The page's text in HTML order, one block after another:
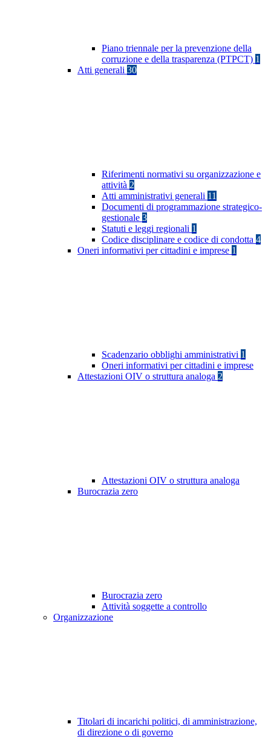
Piano triennale per la prevenzione della
corruzione e della trasparenza (PTPCT) 1
Atti generali 30
Riferimenti normativi su organizzazione e
attività 2
Atti amministrativi generali 11
Documenti di programmazione strategico-
gestionale 3
Statuti e leggi regionali 1
Codice disciplinare e codice di condotta 4
Oneri informativi per cittadini e imprese 1
Scadenzario obblighi amministrativi 1
Oneri informativi per cittadini e imprese
Attestazioni OIV o struttura analoga 2
Attestazioni OIV o struttura analoga
Burocrazia zero
Burocrazia zero
Attività soggette a controllo
Organizzazione
Titolari di incarichi politici, di amministrazione,
di direzione o di governo